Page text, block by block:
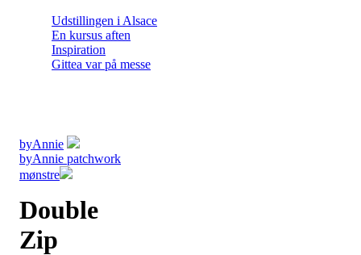
Udstillingen i Alsace
En kursus aften
Inspiration
Gittea var på messe
byAnnie
byAnnie patchwork
mønstre
Double
Zip